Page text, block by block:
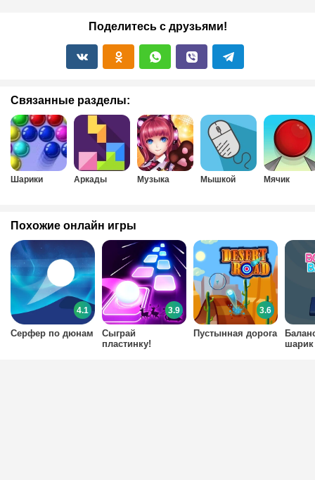
Поделитесь с друзьями!
Связанные разделы:
Шарики Аркады Музыка Мышкой Мячик
Похожие онлайн игры
Серфер по дюнам
4.1
Сыграй
пластинку!
3.9
Пустынная дорога
3.6
шарик